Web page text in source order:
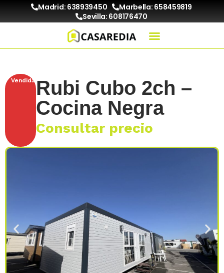
Madrid: 638939450
Marbella: 658459819
Sevilla: 608176470
Vendida Rubi Cubo 2ch –
Cocina Negra
Consultar precio